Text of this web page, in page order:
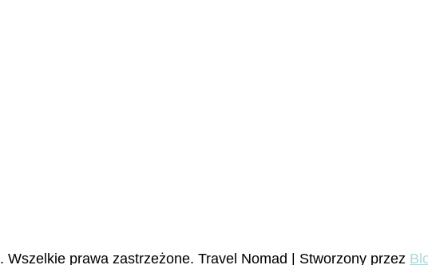
. Wszelkie prawa zastrzeżone. Travel Nomad | Stworzony przez